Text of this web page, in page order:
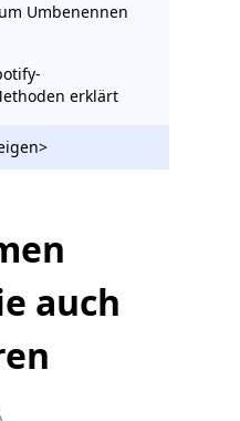
Umbenennen
erklärt
auch